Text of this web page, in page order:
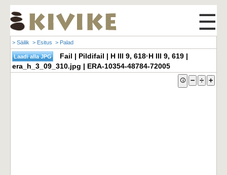
☰
> Säilik > Esitus > Palad
Fail | Pildifail | H III 9, 618·H III 9, 619 |
era_h_3_09_310.jpg | ERA-10354-48784-72005